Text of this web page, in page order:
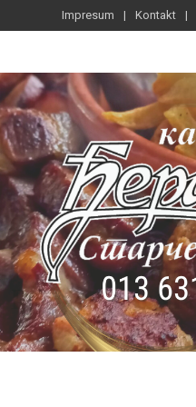
Impresum Kontakt